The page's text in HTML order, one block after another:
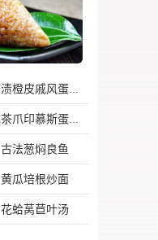
糖渍橙皮戚风蛋糕
抹茶爪印慕斯蛋糕
古法葱焖良鱼
黄瓜培根炒面
花蛤莴苣叶汤